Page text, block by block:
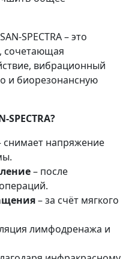
SPECTRA – это
сочетающая
вибрационный
и биорезонансную
снимает напряжение
– после
– за счёт мягкого
лимфодренажа и